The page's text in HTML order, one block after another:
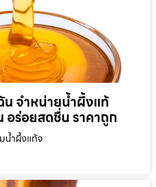
น จำหน่ายน้ำผึ้งแท้
อร่อยสดชื่น ราคาถูก
น้ำผึ้งแท้จ